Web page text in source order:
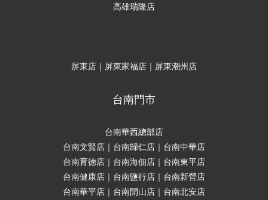
高雄瑞隆店
屏東店｜屏東家福店｜屏東潮州店
台南門市
台南華西總部店
台南文賢店｜台南歸仁店｜台南中華店
台南育德店｜台南海佃店｜台南東平店
台南健康店｜台南鹽行店｜台南新營店
台南華平店｜台南開山店｜台南北安店